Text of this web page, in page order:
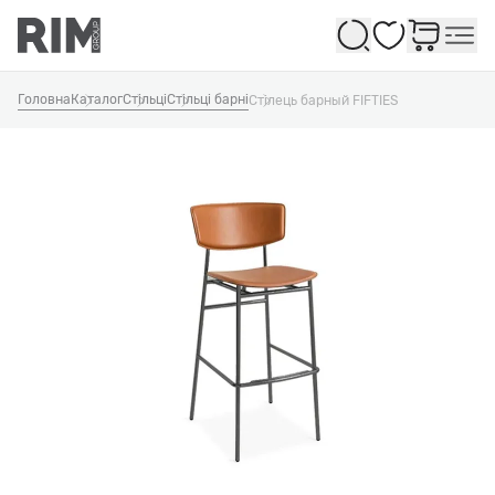
Обране
Головна КаталогСтільціСтільці барніСтілець барный FIFTIES